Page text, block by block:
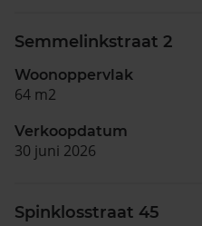
Semmelinkstraat 2
Woonoppervlak
64 m2
Verkoopdatum
30 juni 2026
Spinklosstraat 45